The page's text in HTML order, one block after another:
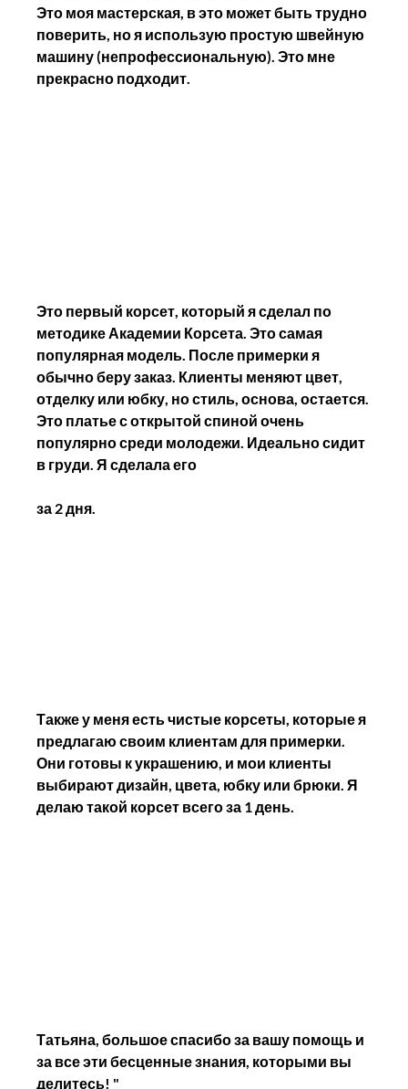
Это моя мастерская, в это может быть трудно
поверить, но я использую простую швейную
машину (непрофессиональную). Это мне
прекрасно подходит.
Это первый корсет, который я сделал по
методике Академии Корсета. Это самая
популярная модель. После примерки я
обычно беру заказ. Клиенты меняют цвет,
отделку или юбку, но стиль, основа, остается.
Это платье с открытой спиной очень
популярно среди молодежи. Идеально сидит
в груди. Я сделала его
за 2 дня.
Также у меня есть чистые корсеты, которые я
предлагаю своим клиентам для примерки.
Они готовы к украшению, и мои клиенты
выбирают дизайн, цвета, юбку или брюки. Я
делаю такой корсет всего за 1 день.
Татьяна, большое спасибо за вашу помощь и
за все эти бесценные знания, которыми вы
делитесь! "